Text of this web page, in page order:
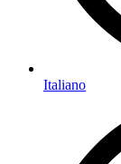
Italiano